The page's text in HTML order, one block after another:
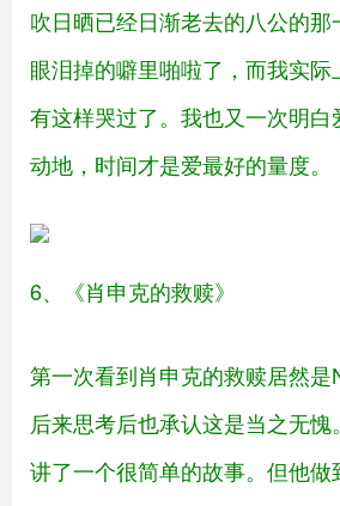
吹日晒已经日渐老去的八公的
眼泪掉的噼里啪啦了，而我实
有这样哭过了。我也又一次明
动地，时间才是爱最好的量度。
6、《肖申克的救赎》
第一次看到肖申克的救赎居然是
后来思考后也承认这是当之无
讲了一个很简单的故事。但他